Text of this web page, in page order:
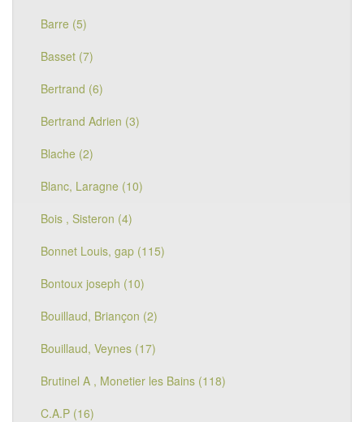
Barre (5)
Basset (7)
Bertrand (6)
Bertrand Adrien (3)
Blache (2)
Blanc, Laragne (10)
Bois , Sisteron (4)
Bonnet Louis, gap (115)
Bontoux joseph (10)
Bouillaud, Briançon (2)
Bouillaud, Veynes (17)
Brutinel A , Monetier les Bains (118)
C.A.P (16)